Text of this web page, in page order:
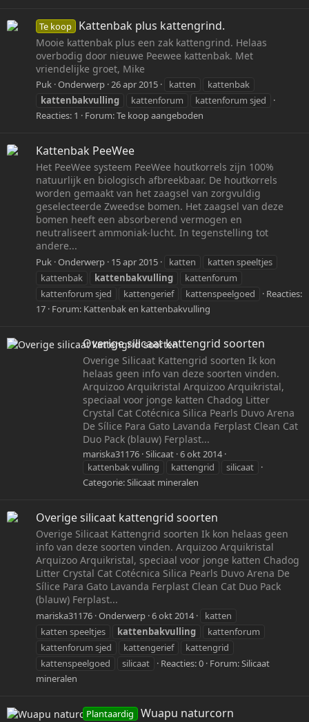
Te koop Kattenbak plus kattengrind.
Mooie kattenbak plus een zak kattengrind. Helaas
overbodig door nieuwe Peewee kattenbak. Met
vriendelijke groet, Mike
Puk Onderwerp 26 apr 2015 katten
kattenbak
kattenbakvulling
kattenforum
kattenforum sjed
Reacties: 1
Forum:Te koop aangeboden
Kattenbak PeeWee
Het PeeWee systeem PeeWee houtkorrels zijn 100%
natuurlijk en biologisch afbreekbaar. De houtkorrels
worden gemaakt van het zaagsel van zorgvuldig
geselecteerde Zweedse bomen. Het zaagsel van deze
bomen heeft een absorberend vermogen en
neutraliseert ammoniak-lucht. In tegenstelling tot
andere...
Puk Onderwerp 15 apr 2015 katten
katten speeltjes
kattenbak
kattenbakvulling
kattenforum
kattenforum sjed
kattengerief kattenspeelgoed
Reacties:
17 Forum: Kattenbak en kattenbakvulling
Overige silicaat kattengrid soorten
Overige Silicaat Kattengrid soorten Ik kon
helaas geen info van deze soorten vinden.
Arquizoo Arquikristal Arquizoo Arquikristal,
speciaal voor jonge katten Chadog Litter
Crystal Cat Cotécnica Silica Pearls Duvo Arena
De Sílice Para Gato Lavanda Ferplast Clean Cat
Duo Pack (blauw) Ferplast...
mariska31176 Silicaat 6 okt 2014
kattenbak vulling
kattengrid
silicaat
Categorie:Silicaat mineralen
Overige silicaat kattengrid soorten
Overige Silicaat Kattengrid soorten Ik kon helaas geen
info van deze soorten vinden. Arquizoo Arquikristal
Arquizoo Arquikristal, speciaal voor jonge katten Chadog
Litter Crystal Cat Cotécnica Silica Pearls Duvo Arena De
Sílice Para Gato Lavanda Ferplast Clean Cat Duo Pack
(blauw) Ferplast...
mariska31176 Onderwerp 6 okt 2014
katten
katten speeltjes
kattenbakvulling
kattenforum
kattenforum sjed
kattengerief
kattengrid
kattenspeelgoed
silicaat Reacties: 0 Forum:Silicaat
mineralen
Plantaardig Wuapu naturcorn